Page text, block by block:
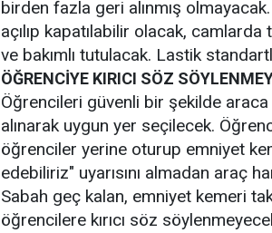
birden fazla geri alınmış
açılıp kapatılabilir olacak,
ve bakımlı tutulacak. Lastik
ÖĞRENCİYE KIRICI SÖZ
Öğrencileri güvenli bir şekilde
alınarak uygun yer seçilecek.
öğrenciler yerine oturup emniyet
edebiliriz" uyarısını almadan araç
Sabah geç kalan, emniyet kemeri
öğrencilere kırıcı söz